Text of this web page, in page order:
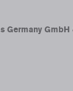
Germany GmbH